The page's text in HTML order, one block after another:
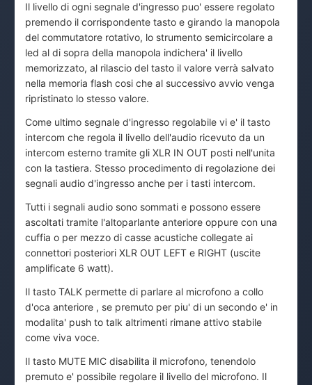
Il livello di ogni segnale d'ingresso puo' essere regolato
premendo il corrispondente tasto e girando la manopola
del commutatore rotativo, lo strumento semicircolare a
led al di sopra della manopola indichera' il livello
memorizzato, al rilascio del tasto il valore verrà salvato
nella memoria flash cosi che al successivo avvio venga
ripristinato lo stesso valore.
Come ultimo segnale d'ingresso regolabile vi e' il tasto
intercom che regola il livello dell'audio ricevuto da un
intercom esterno tramite gli XLR IN OUT posti nell'unita
con la tastiera. Stesso procedimento di regolazione dei
segnali audio d'ingresso anche per i tasti intercom.
Tutti i segnali audio sono sommati e possono essere
ascoltati tramite l'altoparlante anteriore oppure con una
cuffia o per mezzo di casse acustiche collegate ai
connettori posteriori XLR OUT LEFT e RIGHT (uscite
amplificate 6 watt).
Il tasto TALK permette di parlare al microfono a collo
d'oca anteriore , se premuto per piu' di un secondo e' in
modalita' push to talk altrimenti rimane attivo stabile
come viva voce.
Il tasto MUTE MIC disabilita il microfono, tenendolo
premuto e' possibile regolare il livello del microfono. Il